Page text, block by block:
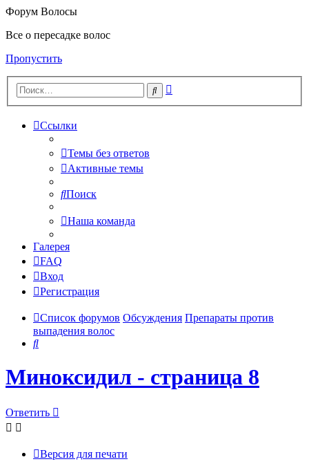
Форум Волосы
Все о пересадке волос
Пропустить
Поиск
Ссылки
Темы без ответов
Активные темы
Поиск
Наша команда
Галерея
FAQ
Вход
Регистрация
Список форумов Обсуждения Препараты против
выпадения волос
Поиск
Миноксидил - страница 8
Ответить
Версия для печати